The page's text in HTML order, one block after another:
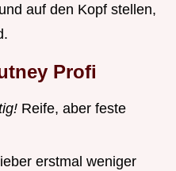
auf den Kopf stellen,
Profi
Reife, aber feste
erstmal weniger